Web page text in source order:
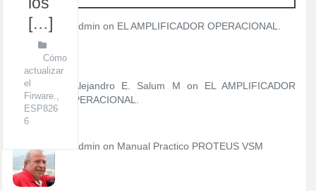
[…]
Cómo
actualizar
el
Firware.,
ESP826
6
admin on EL AMPLIFICADOR OPERACIONAL.
Alejandro E. Salum M on EL AMPLIFICADOR
OPERACIONAL.
admin on Manual Practico PROTEUS VSM